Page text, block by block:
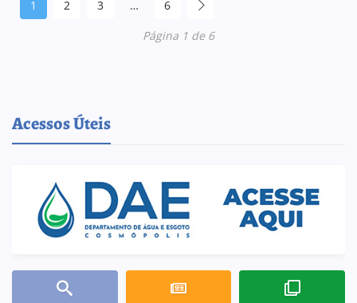
1 2 3 …
6
Página 1 de 6
Acessos Úteis